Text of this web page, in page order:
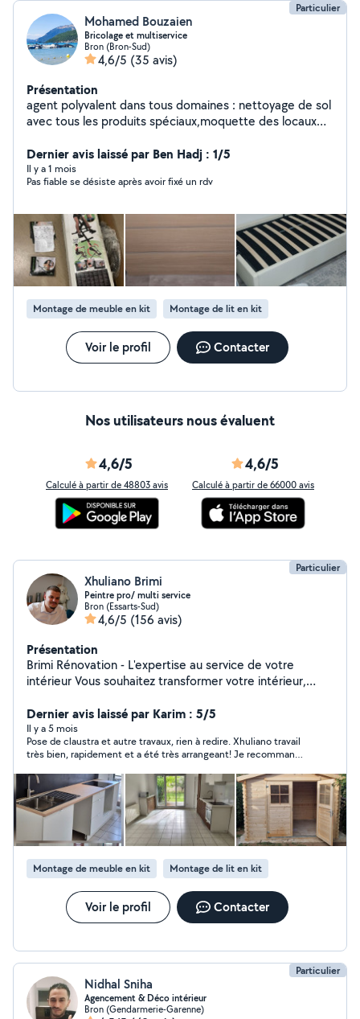
Particulier
Mohamed Bouzaien
Bricolage et multiservice
Bron (Bron-Sud)
4,6/5 (35 avis)
Présentation
agent polyvalent dans tous domaines : nettoyage de sol
avec tous les produits spéciaux,moquette des locaux
matelas..maison appartement, debarrassage
d'encombrants, déménagement, montage meuble en
kit et lit coffre. Faire des courses..des livraisons.etc.. je
aider dans votre projet .Pour plus d'info sur zéro six zéro
huit cinquante sept treize quatre-vingts quatorze
Dernier avis laissé par Ben Hadj : 1/5
Il y a 1 mois
Pas fiable se désiste après avoir fixé un rdv
Montage de meuble en kit Montage de lit en kit
Voir le profil Contacter
Nos utilisateurs nous évaluent
4,6/5
Calculé à partir de 48803 avis
4,6/5
Calculé à partir de 66000 avis
Particulier
Xhuliano Brimi
Peintre pro/ multi service
Bron (Essarts-Sud)
4,6/5 (156 avis)
Présentation
Brimi Rénovation - L'expertise au service de votre
intérieur Vous souhaitez transformer votre intérieur,
une seconde jeunesse ? Brimi Rénovation met à votre
disposition tout son savoir-faire pour concrétiser vos
projets de rénovation, du simple rafraîchissement à la
énovation complète clé en main. Notre équipe
d'artisans qualifiés intervient avec sérieux et
professionnalisme pour réaliser tous vos travaux
intérieurs : 1.Peinture : préparation des supports,
finitions soignées, conseils sur les teintes et les
matériaux. 2.Revêtements de sols murs :parquet,
carrelage, stratifié, papier peint, enduits écoratifs..
3.Salle de bain a cuisine : conception, aménagement,
pose de meubles, plomberie, carrelage et finitions.
Devis gratuit et sans engagement Jaccompagnement
personnalisé tout au long du projet Respect des délais
Rénovation et profitez d'un intérieur confortable, et
Dernier avis laissé par Karim : 5/5
Il y a 5 mois
Pose de claustra et autre travaux, rien à redire. Xhuliano travail
très bien, rapidement et a été très arrangeant! Je recommande
Montage de meuble en kit Montage de lit en kit
Voir le profil Contacter
Particulier
Nidhal Sniha
Agencement & Déco intérieur
Bron (Gendarmerie-Garenne)